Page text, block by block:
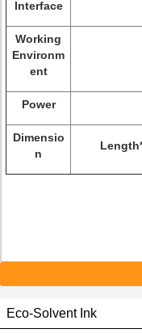
Interface
Working
Environm
ent
Power
Dimensio
n
Eco-Solvent Ink